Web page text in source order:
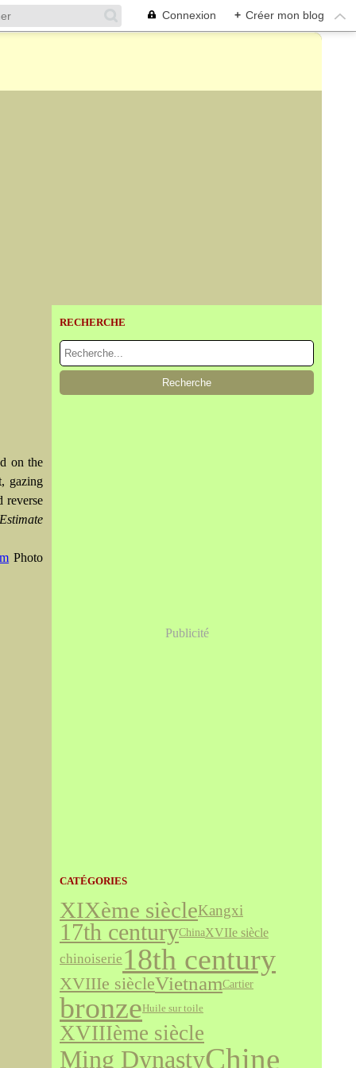
Connexion + Créer mon blog
on the
gazing
reverse
Estimate
Photo
RECHERCHE
Publicité
CATÉGORIES
XIXème siècleKangxi
17th centuryChinaXVIIe siècle
chinoiserie 18th century
XVIIIe siècleVietnamCartier
bronzeHuile sur toile
XVIIIème siècle
Ming DynastyChine